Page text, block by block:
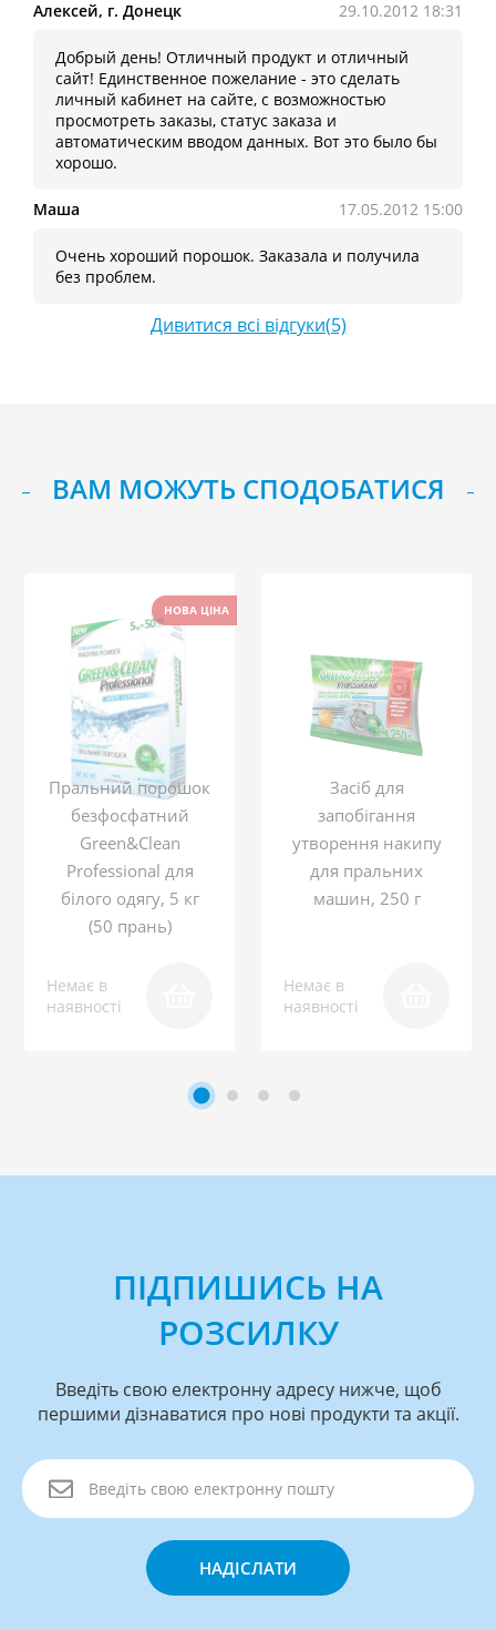
Алексей, г. Донецк 29.10.2012 18:31
Добрый день! Отличный продукт и отличный
сайт! Единственное пожелание - это сделать
личный кабинет на сайте, с возможностью
просмотреть заказы, статус заказа и
автоматическим вводом данных. Вот это было бы
хорошо.
Маша 17.05.2012 15:00
Очень хороший порошок. Заказала и получила
без проблем.
Дивитися всі відгуки(5)
ВАМ МОЖУТЬ СПОДОБАТИСЯ
НОВА ЦІНА
Пральний порошок
безфосфатний
Green&Clean
Professional для
білого одягу, 5 кг
(50 прань)
Немає в
наявності
Засіб для
запобігання
утворення накипу
для пральних
машин, 250 г
Немає в
наявності
ПІДПИШИСЬ НА
РОЗСИЛКУ
Введіть свою електронну адресу нижче, щоб
першими дізнаватися про нові продукти та акції.
НАДІСЛАТИ